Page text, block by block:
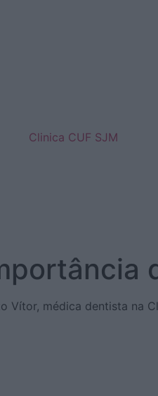
Clinica CUF SJM
Vítor, médica dentista na